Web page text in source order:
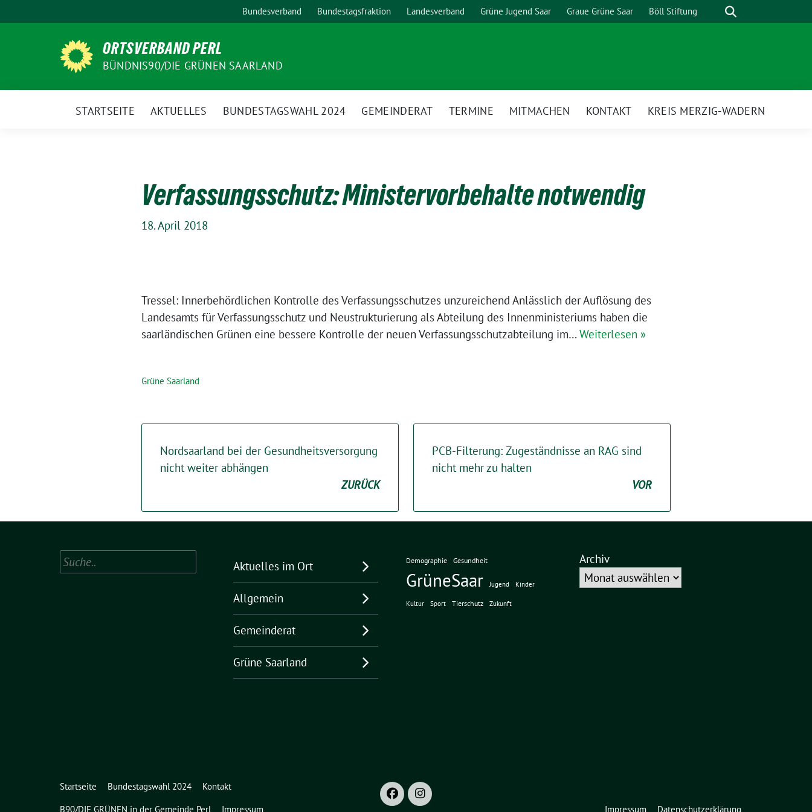
zum
Bundesverband Bundestagsfraktion Landesverband Grüne Jugend Saar Graue Grüne Saar Böll Stiftung Suche
ORTSVERBAND PERL
BÜNDNIS90/DIE GRÜNEN SAARLAND
STARTSEITE AKTUELLES BUNDESTAGSWAHL 2024 GEMEINDERAT TERMINE MITMACHEN KONTAKT KREIS MERZIG-WADERN
Verfassungsschutz: Ministervorbehalte notwendig
18. April 2018
Tressel: Innerbehördlichen Kontrolle des Verfassungsschutzes unzureichend Anlässlich der Auflösung des
Landesamts für Verfassungsschutz und Neustrukturierung als Abteilung des Innenministeriums haben die
saarländischen Grünen eine bessere Kontrolle der neuen Verfassungsschutzabteilung im… Weiterlesen »
Grüne Saarland
Nordsaarland bei der Gesundheitsversorgung
nicht weiter abhängen
ZURÜCK
PCB-Filterung: Zugeständnisse an RAG sind
nicht mehr zu halten
VOR
Suchen
Aktuelles im Ort
Allgemein
Gemeinderat
Grüne Saarland
Demographie Gesundheit
GrüneSaar Jugend Kinder
Kultur Sport Tierschutz Zukunft
Archiv
Startseite Bundestagswahl 2024
Kontakt
B90/DIE GRÜNEN in der Gemeinde Perl
Impressum Impressum Datenschutzerklärung